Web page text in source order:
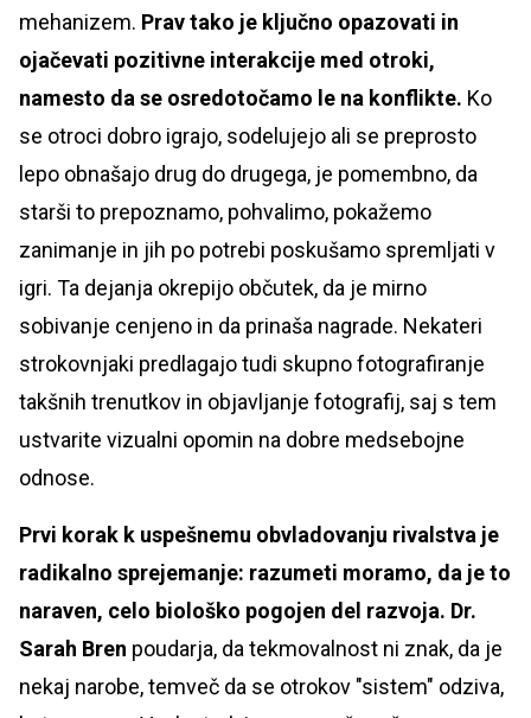
mehanizem. Prav tako je ključno opazovati in
ojačevati pozitivne interakcije med otroki,
namesto da se osredotočamo le na konflikte. Ko
se otroci dobro igrajo, sodelujejo ali se preprosto
lepo obnašajo drug do drugega, je pomembno, da
starši to prepoznamo, pohvalimo, pokažemo
zanimanje in jih po potrebi poskušamo spremljati v
igri. Ta dejanja okrepijo občutek, da je mirno
sobivanje cenjeno in da prinaša nagrade. Nekateri
strokovnjaki predlagajo tudi skupno fotografiranje
takšnih trenutkov in objavljanje fotografij, saj s tem
ustvarite vizualni opomin na dobre medsebojne
odnose.
Prvi korak k uspešnemu obvladovanju rivalstva je
radikalno sprejemanje: razumeti moramo, da je to
naraven, celo biološko pogojen del razvoja. Dr.
Sarah Bren poudarja, da tekmovalnost ni znak, da je
nekaj narobe, temveč da se otrokov "sistem" odziva,